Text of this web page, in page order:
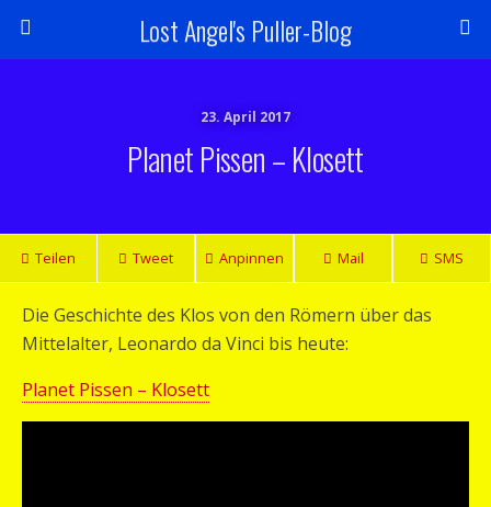
Lost Angel's Puller-Blog
23. April 2017
Planet Pissen – Klosett
Teilen Tweet Anpinnen Mail SMS
Die Geschichte des Klos von den Römern über das
Mittelalter, Leonardo da Vinci bis heute:
Planet Pissen – Klosett